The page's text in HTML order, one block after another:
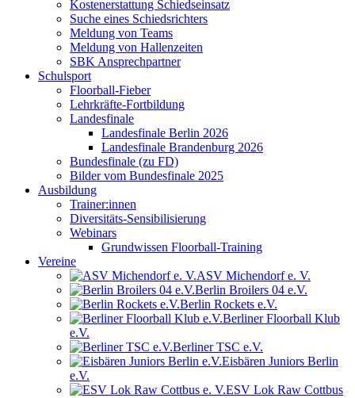
Kostenerstattung Schiedseinsatz
Suche eines Schiedsrichters
Meldung von Teams
Meldung von Hallenzeiten
SBK Ansprechpartner
Schulsport
Floorball-Fieber
Lehrkräfte-Fortbildung
Landesfinale
Landesfinale Berlin 2026
Landesfinale Brandenburg 2026
Bundesfinale (zu FD)
Bilder vom Bundesfinale 2025
Ausbildung
Trainer:innen
Diversitäts-Sensibilisierung
Webinars
Grundwissen Floorball-Training
Vereine
ASV Michendorf e. V.
Berlin Broilers 04 e.V.
Berlin Rockets e.V.
Berliner Floorball Klub
e.V.
Berliner TSC e.V.
Eisbären Juniors Berlin
e.V.
ESV Lok Raw Cottbus